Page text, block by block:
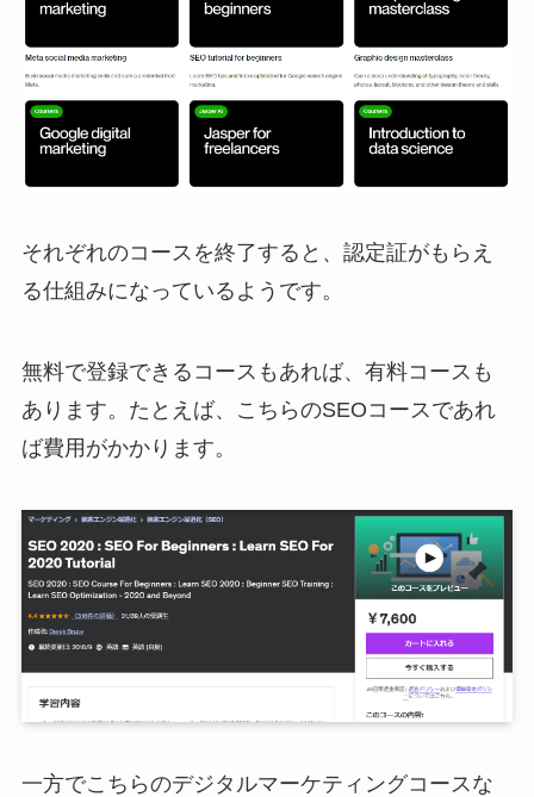
それぞれのコースを終了すると、認定証がもらえ
る仕組みになっているようです。
無料で登録できるコースもあれば、有料コースも
あります。たとえば、こちらのSEOコースであれ
ば費用がかかります。
一方でこちらのデジタルマーケティングコースな